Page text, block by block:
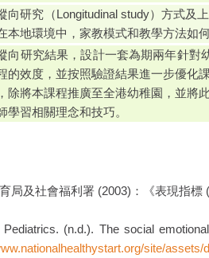
向研究（Longitudinal study）方式及
本地環境中，家教模式和教學方法如
向研究結果，設計一套為期兩年針對
的效度，並按照驗證結果進一步優化課
除將本課程推廣至全港幼稚園，並將
學習相關理念和技巧。
局及社會福利署 (2003)：《表現指
(n.d.). The social
site/